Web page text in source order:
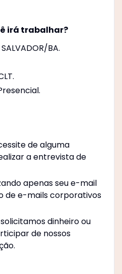
irá trabalhar?
BA.
de alguma
a entrevista de
apenas seu e-mail
de e-mails corporativos
solicitamos dinheiro ou
de nossos